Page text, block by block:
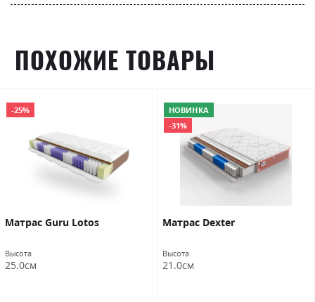
ПОХОЖИЕ ТОВАРЫ
-25%
Матраc Guru Lotos
Высота
25.0см
НОВИНКА
-31%
Матрас Dexter
Высота
21.0см